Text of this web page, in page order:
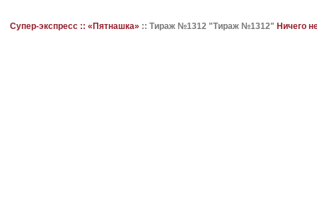
Супер-экспресс :: «Пятнашка» :: Тираж №1312 "Тираж №1312" Ничего